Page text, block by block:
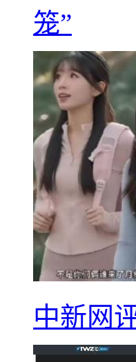
笼”
中新网